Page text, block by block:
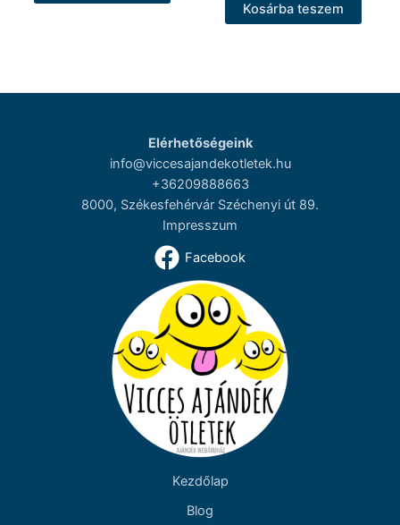
Kosárba teszem
Elérhetőségeink
info@viccesajandekotletek.hu
+36209888663
8000, Székesfehérvár Széchenyi út 89.
Impresszum
Facebook
Kezdőlap
Blog